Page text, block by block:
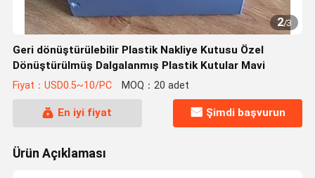
2/3
Geri dönüştürülebilir Plastik Nakliye Kutusu Özel
Dönüştürülmüş Dalgalanmış Plastik Kutular Mavi
Fiyat：USD0.5~10/PC MOQ：20 adet
En iyi fiyat Şimdi başvurun
Ürün Açıklaması